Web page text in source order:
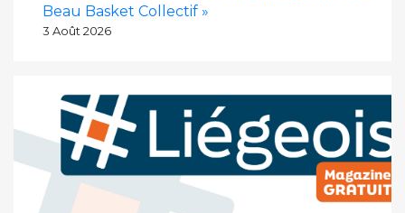
Beau Basket Collectif »
3 Août 2026